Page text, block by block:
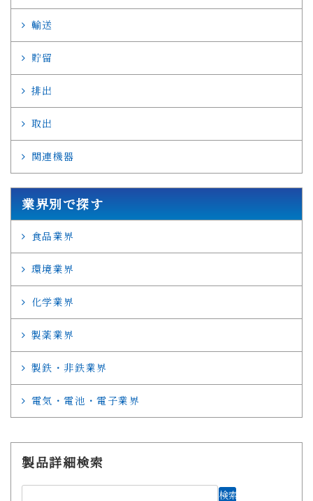
輸送
貯留
排出
取出
関連機器
業界別で探す
食品業界
環境業界
化学業界
製薬業界
製鉄・非鉄業界
電気・電池・電子業界
製品詳細検索